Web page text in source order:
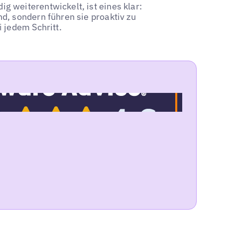
weiterentwickelt, ist eines klar:
sondern führen sie proaktiv zu
jedem Schritt.